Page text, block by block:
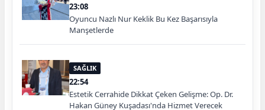
23:08
Oyuncu Nazlı Nur Keklik Bu Kez Başarısıyla
Manşetlerde
SAĞLIK
22:54
Estetik Cerrahide Dikkat Çeken Gelişme: Op. Dr.
Hakan Güney Kuşadası'nda Hizmet Verecek